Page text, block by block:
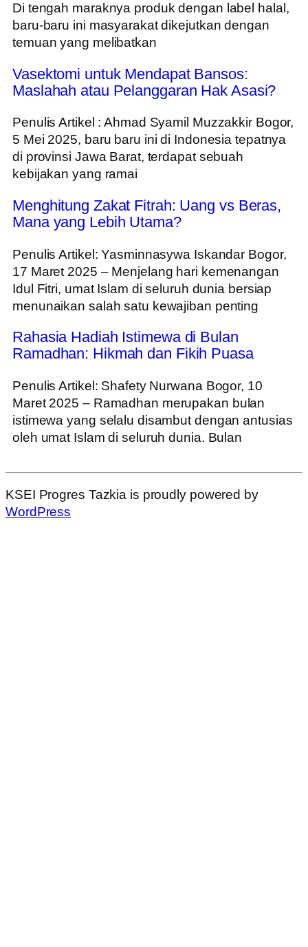
Di tengah maraknya produk dengan label halal,
baru-baru ini masyarakat dikejutkan dengan
temuan yang melibatkan
Vasektomi untuk Mendapat Bansos:
Maslahah atau Pelanggaran Hak Asasi?
Penulis Artikel : Ahmad Syamil Muzzakkir Bogor,
5 Mei 2025, baru baru ini di Indonesia tepatnya
di provinsi Jawa Barat, terdapat sebuah
kebijakan yang ramai
Menghitung Zakat Fitrah: Uang vs Beras,
Mana yang Lebih Utama?
Penulis Artikel: Yasminnasywa Iskandar Bogor,
17 Maret 2025 – Menjelang hari kemenangan
Idul Fitri, umat Islam di seluruh dunia bersiap
menunaikan salah satu kewajiban penting
Rahasia Hadiah Istimewa di Bulan
Ramadhan: Hikmah dan Fikih Puasa
Penulis Artikel: Shafety Nurwana Bogor, 10
Maret 2025 – Ramadhan merupakan bulan
istimewa yang selalu disambut dengan antusias
oleh umat Islam di seluruh dunia. Bulan
KSEI Progres Tazkia is proudly powered by
WordPress